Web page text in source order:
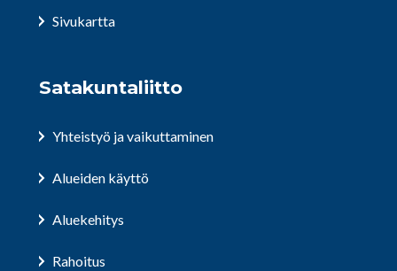
Sivukartta
Satakuntaliitto
Yhteistyö ja vaikuttaminen
Alueiden käyttö
Aluekehitys
Rahoitus